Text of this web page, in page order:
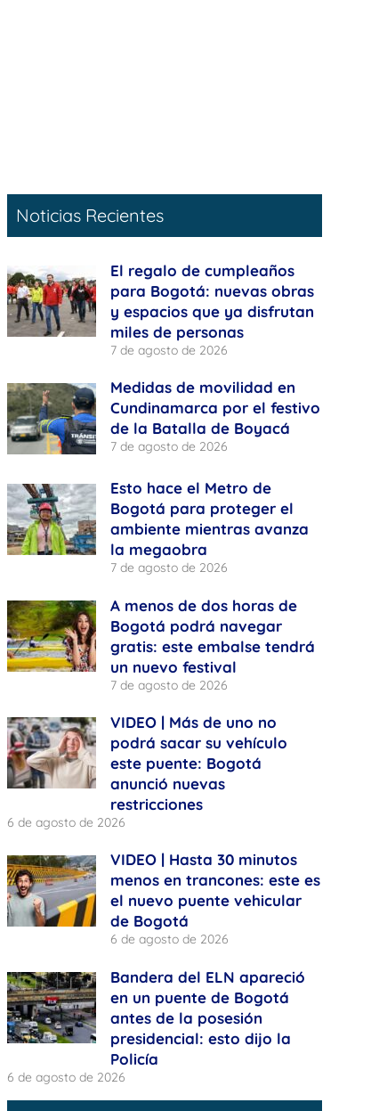
Noticias Recientes
El regalo de cumpleaños
para Bogotá: nuevas obras
y espacios que ya disfrutan
miles de personas
7 de agosto de 2026
Medidas de movilidad en
Cundinamarca por el festivo
de la Batalla de Boyacá
7 de agosto de 2026
Esto hace el Metro de
Bogotá para proteger el
ambiente mientras avanza
la megaobra
7 de agosto de 2026
A menos de dos horas de
Bogotá podrá navegar
gratis: este embalse tendrá
un nuevo festival
7 de agosto de 2026
VIDEO | Más de uno no
podrá sacar su vehículo
este puente: Bogotá
anunció nuevas
restricciones
6 de agosto de 2026
VIDEO | Hasta 30 minutos
menos en trancones: este es
el nuevo puente vehicular
de Bogotá
6 de agosto de 2026
Bandera del ELN apareció
en un puente de Bogotá
antes de la posesión
presidencial: esto dijo la
Policía
6 de agosto de 2026